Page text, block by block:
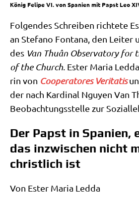
König Felipe VI. von Spanien mit Papst Leo
Fol­gen­des Schrei­ben rich­te­te
an Ste­fa­no Fon­ta­na, den Lei­ter
des Van Thuân Obser­va­to­ry for
of the Church. Ester Maria
rin von Coope­ra­to­res Veri­ta­tis
der nach Kar­di­nal Nguy­en Van
Beob­ach­tungs­stel­le zur
Der Papst in Spanien,
das inzwischen nicht
christlich ist
Von Ester Maria Ledda